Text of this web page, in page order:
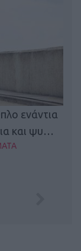
ενάντια
και ψυ…